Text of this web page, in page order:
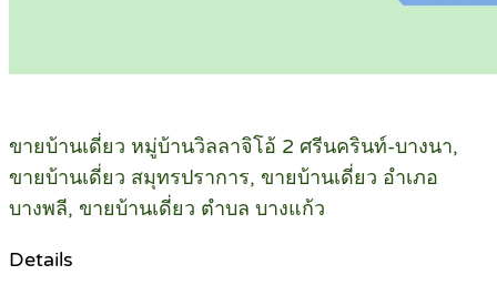
ขายบ้านเดี่ยว หมู่บ้านวิลลาจิโอ้ 2 ศรีนครินท์-บางนา,
ขายบ้านเดี่ยว สมุทรปราการ, ขายบ้านเดี่ยว อำเภอ
บางพลี, ขายบ้านเดี่ยว ตำบล บางแก้ว
Details